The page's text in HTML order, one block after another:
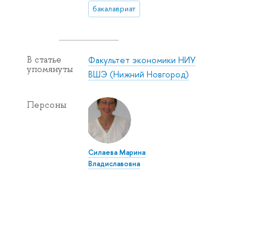
бакалавриат
В статье
упомянуты
Факультет экономики НИУ
ВШЭ (Нижний Новгород)
Персоны
Силаева Марина
Владиславовна